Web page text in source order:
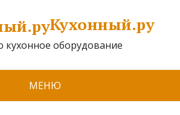
Кухонный.ру
кухонное оборудование
МЕНЮ